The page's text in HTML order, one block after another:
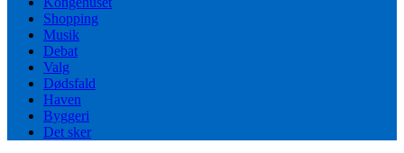
Shopping
Musik
Debat
Valg
Dødsfald
Haven
Byggeri
Det sker